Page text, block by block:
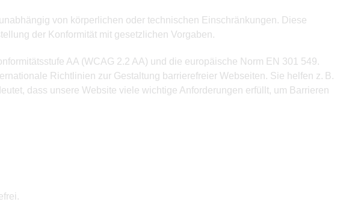
von körperlichen oder technischen Einschränkungen. Diese
der Konformität mit gesetzlichen Vorgaben.
AA (WCAG 2.2 AA) und die europäische Norm EN 301 549.
Richtlinien zur Gestaltung barrierefreier Webseiten. Sie helfen z. B.
dass unsere Website viele wichtige Anforderungen erfüllt, um Barrieren